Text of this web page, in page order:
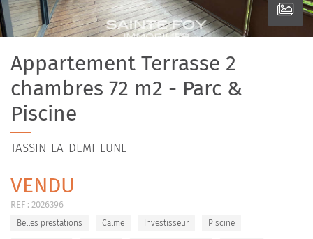
Appartement Terrasse 2
chambres 72 m2 - Parc &
Piscine
TASSIN-LA-DEMI-LUNE
VENDU
REF : 2026396
Belles prestations Calme Investisseur Piscine